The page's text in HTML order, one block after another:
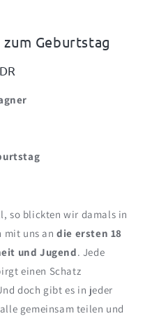
Geburtstag
so blickten wir damals in
mit uns andie ersten 18
und Jugend. Jede
einen Schatz
doch gibt es in jeder
gemeinsam teilen und